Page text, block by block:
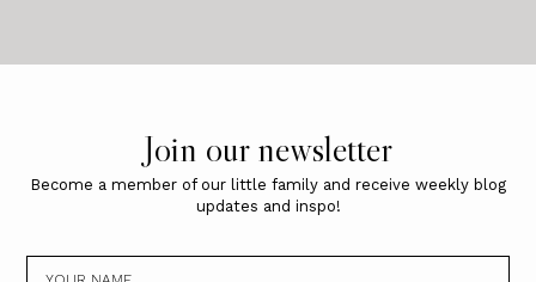
Join our newsletter
Become a member of our little family and receive weekly blog
updates and inspo!